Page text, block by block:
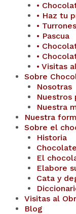
•
• Haz tu
•
• Pascua
•
•
• Visitas
Sobre
Nosotras
Nuestros
Nuestra
Nuestra
Sobre el
Historia
El
Elabore
Cata y
Visitas al
Blog